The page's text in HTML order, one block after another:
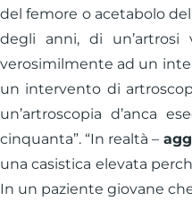
del femore o acetabolo
degli anni, di un’artrosi
verosimilmente ad un
un intervento di
un’artroscopia d’anca
cinquanta”. “In realtà –
una casistica elevata
In un paziente giovane che